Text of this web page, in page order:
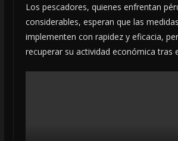
Los pescadores, quienes enfrentan
considerables, esperan que las
implementen con rapidez y eficacia,
recuperar su actividad económica tras